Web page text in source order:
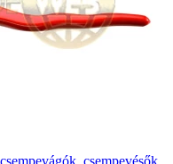
csempevésők